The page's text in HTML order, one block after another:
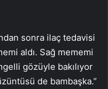
sonra ilaç tedavisi
aldı. Sağ mememi
gözüyle bakılıyor
de bambaşka.”